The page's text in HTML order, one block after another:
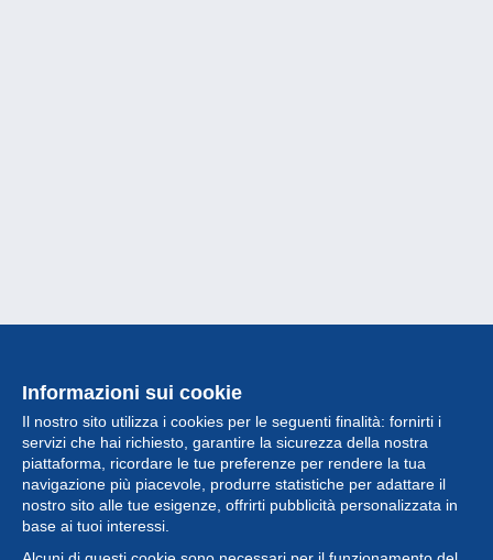
Informazioni sui cookie
Il nostro sito utilizza i cookies per le seguenti finalità: fornirti i
servizi che hai richiesto, garantire la sicurezza della nostra
piattaforma, ricordare le tue preferenze per rendere la tua
navigazione più piacevole, produrre statistiche per adattare il
nostro sito alle tue esigenze, offrirti pubblicità personalizzata in
base ai tuoi interessi.
Collezione